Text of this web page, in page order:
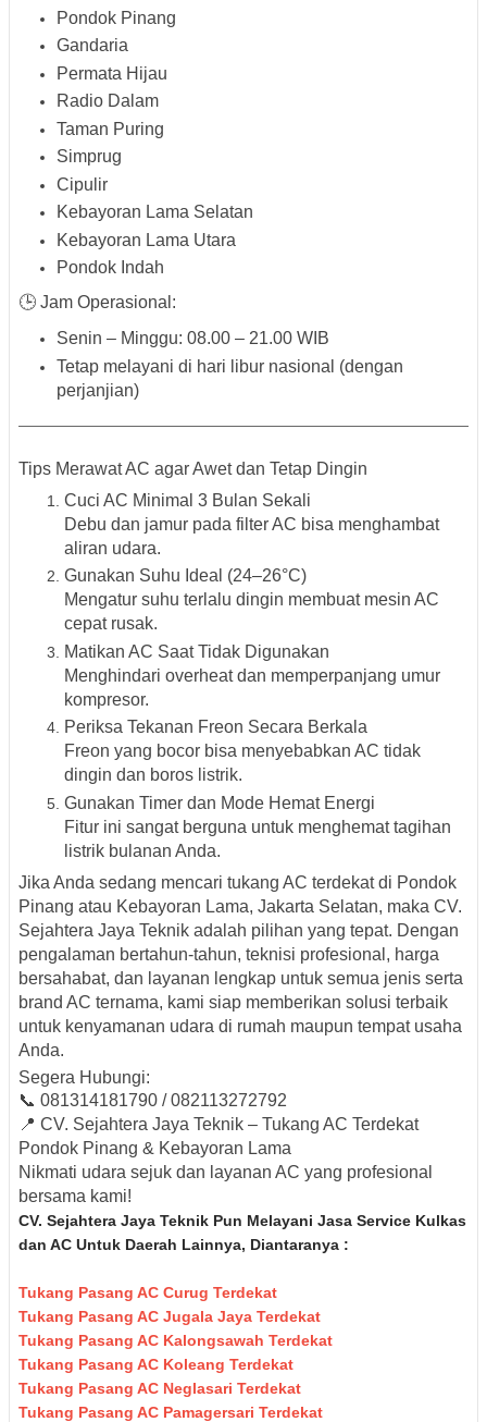
Pondok Pinang
Gandaria
Permata Hijau
Radio Dalam
Taman Puring
Simprug
Cipulir
Kebayoran Lama Selatan
Kebayoran Lama Utara
Pondok Indah
🕒 Jam Operasional:
Senin – Minggu: 08.00 – 21.00 WIB
Tetap melayani di hari libur nasional (dengan
perjanjian)
Tips Merawat AC agar Awet dan Tetap Dingin
Cuci AC Minimal 3 Bulan Sekali
Debu dan jamur pada filter AC bisa menghambat
aliran udara.
Gunakan Suhu Ideal (24–26°C)
Mengatur suhu terlalu dingin membuat mesin AC
cepat rusak.
Matikan AC Saat Tidak Digunakan
Menghindari overheat dan memperpanjang umur
kompresor.
Periksa Tekanan Freon Secara Berkala
Freon yang bocor bisa menyebabkan AC tidak
dingin dan boros listrik.
Gunakan Timer dan Mode Hemat Energi
Fitur ini sangat berguna untuk menghemat tagihan
listrik bulanan Anda.
Jika Anda sedang mencari tukang AC terdekat di Pondok
Pinang atau Kebayoran Lama, Jakarta Selatan, maka CV.
Sejahtera Jaya Teknik adalah pilihan yang tepat. Dengan
pengalaman bertahun-tahun, teknisi profesional, harga
bersahabat, dan layanan lengkap untuk semua jenis serta
brand AC ternama, kami siap memberikan solusi terbaik
untuk kenyamanan udara di rumah maupun tempat usaha
Anda.
Segera Hubungi:
📞 081314181790 /082113272792
📍 CV. Sejahtera Jaya Teknik – Tukang AC Terdekat
Pondok Pinang & Kebayoran Lama
Nikmati udara sejuk dan layanan AC yang profesional
bersama kami!
CV. Sejahtera Jaya Teknik Pun Melayani Jasa Service Kulkas
dan AC Untuk Daerah Lainnya, Diantaranya :
Tukang Pasang AC Curug Terdekat
Tukang Pasang AC Jugala Jaya Terdekat
Tukang Pasang AC Kalongsawah Terdekat
Tukang Pasang AC Koleang Terdekat
Tukang Pasang AC Neglasari Terdekat
Tukang Pasang AC Pamagersari Terdekat